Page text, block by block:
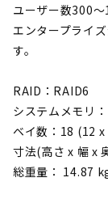
ユーザー数300～
エンタープライ
す。
RAID：RAID6
システムメモリ
ベイ数：18 (12 x
寸法(高さ x 幅 x
総重量： 14.87